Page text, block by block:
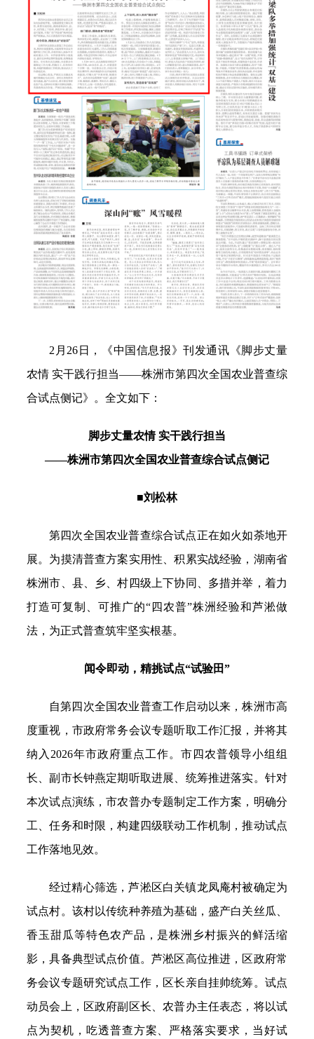
2月26日，《中国信息报》刊发通讯《脚步丈量
农情 实干践行担当——株洲市第四次全国农业普查综
合试点侧记》。全文如下：
脚步丈量农情 实干践行担当
——株洲市第四次全国农业普查综合试点侧记
■刘松林
第四次全国农业普查综合试点正在如火如荼地开
展。为摸清普查方案实用性、积累实战经验，湖南省
株洲市、县、乡、村四级上下协同、多措并举，着力
打造可复制、可推广的“四农普”株洲经验和芦淞做
法，为正式普查筑牢坚实根基。
闻令即动，精挑试点“试验田”
自第四次全国农业普查工作启动以来，株洲市高
度重视，市政府常务会议专题听取工作汇报，并将其
纳入2026年市政府重点工作。市四农普领导小组组
长、副市长钟燕定期听取进展、统筹推进落实。针对
本次试点演练，市农普办专题制定工作方案，明确分
工、任务和时限，构建四级联动工作机制，推动试点
工作落地见效。
经过精心筛选，芦淞区白关镇龙凤庵村被确定为
试点村。该村以传统种养殖为基础，盛产白关丝瓜、
香玉甜瓜等特色农产品，是株洲乡村振兴的鲜活缩
影，具备典型试点价值。芦淞区高位推进，区政府常
务会议专题研究试点工作，区长亲自挂帅统筹。试点
动员会上，区政府副区长、农普办主任表态，将以试
点为契机，吃透普查方案、严格落实要求，当好试